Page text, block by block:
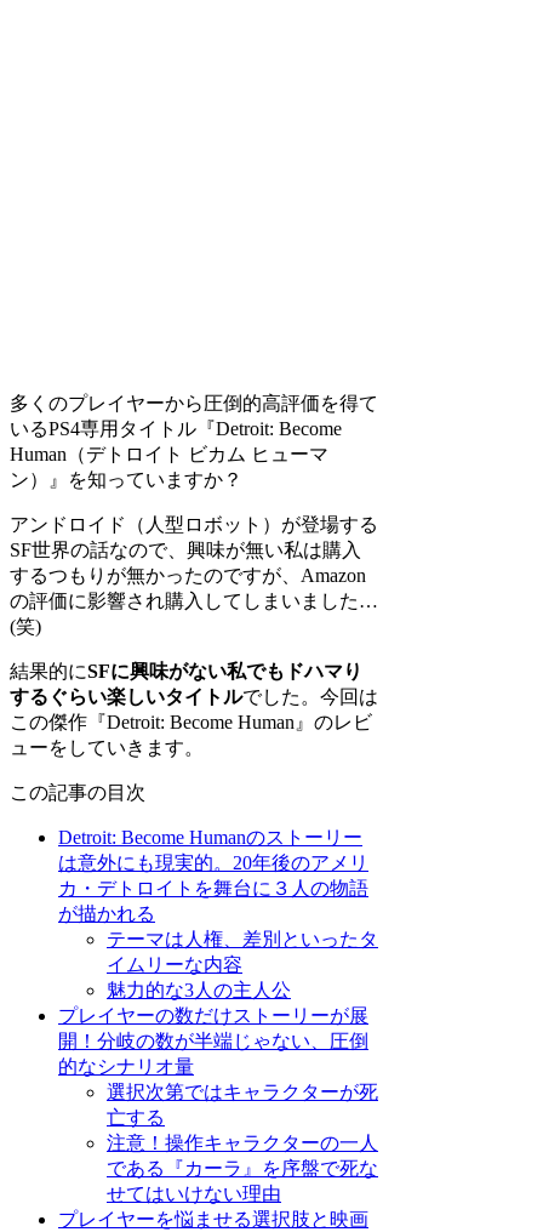
多くのプレイヤーから圧倒的高評価を得て
いるPS4専用タイトル『Detroit: Become
Human（デトロイト ビカム ヒューマ
ン）』を知っていますか？
アンドロイド（人型ロボット）が登場する
SF世界の話なので、興味が無い私は購入
するつもりが無かったのですが、Amazon
の評価に影響され購入してしまいました…
(笑)
結果的にSFに興味がない私でもドハマり
するぐらい楽しいタイトルでした。今回は
この傑作『Detroit: Become Human』のレビ
ューをしていきます。
この記事の目次
Detroit: Become Humanのストーリー
は意外にも現実的。20年後のアメリ
カ・デトロイトを舞台に３人の物語
が描かれる
テーマは人権、差別といったタ
イムリーな内容
魅力的な3人の主人公
プレイヤーの数だけストーリーが展
開！分岐の数が半端じゃない、圧倒
的なシナリオ量
選択次第ではキャラクターが死
亡する
注意！操作キャラクターの一人
である『カーラ』を序盤で死な
せてはいけない理由
プレイヤーを悩ませる選択肢と映画